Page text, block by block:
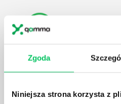
Zgoda
Niniejsza strona korzysta z
Zadzwoń do nas:
tel.:505 273 550